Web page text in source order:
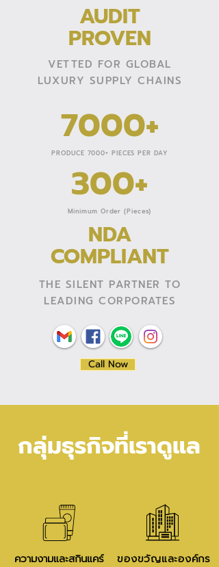
AUDIT
PROVEN
VETTED FOR GLOBAL
LUXURY SUPPLY CHAINS
7000+
PRODUCE 7000+ PIECES PER DAY
300+
Minimum Order (Pieces)
NDA
COMPLIANT
THE SILENT PARTNER TO
LEADING CORPORATES
Call Now
กลุ่มธุรกิจที่เราดูแล
ความงามและสกินแคร์ ของขวัญและองค์กร